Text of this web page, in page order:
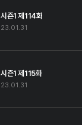
시즌1 제114화
23.01.31
시즌1 제115화
23.01.31